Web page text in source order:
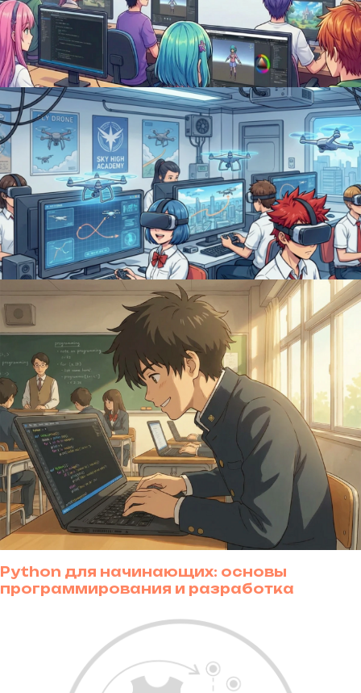
Школьники учатся в программе Blender
создавать детализированные 3D-модели для
компьютерных игр
Основы создания 3D моделей для игр,
начальный уровень (12 -17 лет)
Адрес:г. Тюмень, ул. Республики, 142, Технопарк
РАСПИСАНИЕ:
01.06 — 19.06.2026 с ПН по ПТ 12:00 — 14:30;
Записаться
Школьники учатся создавать игры-
платформеры с нуля
Разработка игр на Unity, начальный
уровень (13-17 лет)
Адрес:г. Тюмень, ул. Республики, 142, Технопарк
РАСПИСАНИЕ:
Первая группа: 01.06 — 19.06.2026 с ПН по ПТ 09:30 — 11:50;
Вторая группа: 01.06 — 19.06.2026 с ПН по ПТ 15:00 — 17:20.
Записаться
Оператор беспилотных авиационных
систем, базовый уровень (12-17 лет)
Адрес:г. Тюмень, ул. Республики, 142, Технопарк
РАСПИСАНИЕ:
01.06 — 19.06.2026 с ПН по ПТ 09:00 — 11:20;
Записаться
Python для начинающих: основы
программирования и разработка
г. Тюмень, ул. Республики, 142, Технопарк
РАСПИСАНИЕ:
01.06 —19.06.2026 с ПН по ПТ 15:00—17:30;